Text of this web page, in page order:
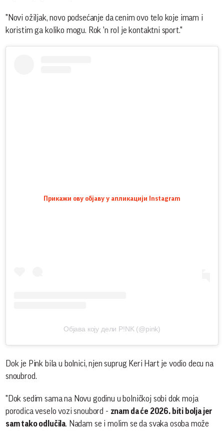
"Novi ožiljak, novo podsećanje da cenim ovo telo koje imam i
koristim ga koliko mogu. Rok 'n rol je kontaktni sport."
Прикажи ову објаву у апликацији Instagram
Објава коју дели P!NK (@pink)
Dok je Pink bila u bolnici, njen suprug Keri Hart je vodio decu na
snoubrod.
"Dok sedim sama na Novu godinu u bolničkoj sobi dok moja
porodica veselo vozi snoubord - znam da će 2026. biti bolja jer
sam tako odlučila. Nadam se i molim se da svaka osoba može